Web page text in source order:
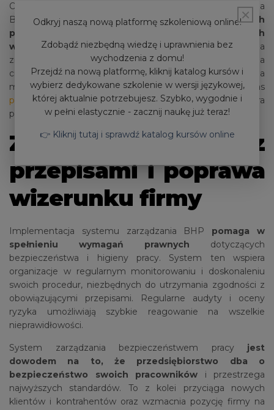
Oprócz ochrony zdrowia pracowników, system zarządzania
BHP pomaga także wunikaniu kosztownych
przestojów produkcyjnych spowodowanych
wypadkami. Redukcja liczby wypadków przekłada się na
zmniejszenie absencji pracowników, a to z kolei wpływa na
ciągłość operacyjną przedsiębiorstwa. Dzięki temu firma
może działać sprawnie i efektywnie, a oferowana przez nas
profesjonalna obsługa BHP firm w Krakowiewspiera
przedsiębiorstwa w osiąganiu tych celów.
Zgodność z
przepisami i poprawa
wizerunku firmy
Implementacja systemu zarządzania BHP pomaga w
spełnieniu wymagań prawnych dotyczących
bezpieczeństwa i higieny pracy. System ten wspiera
organizacje w regularnym monitorowaniu i doskonaleniu
swoich procedur, niezbędnych do utrzymania zgodności z
obowiązującymi przepisami. Regularne audyty i oceny
ryzyka umożliwiają szybkie reagowanie na wszelkie
nieprawidłowości​.
System zarządzania bezpieczeństwem pracy jest
dowodem na to, że przedsiębiorstwo dba o
bezpieczeństwo swoich pracowników i przestrzega
najwyższych standardów. To z kolei przyciąga nowych
klientów i kontrahentów oraz wzmacnia pozycję firmy na
×
Odkryj naszą nową platformę szkoleniową online!
Zdobądź niezbędną wiedzę i uprawnienia bez
wychodzenia z domu!
Przejdź na nową platformę, kliknij katalog kursów i
wybierz dedykowane szkolenie w wersji językowej,
której aktualnie potrzebujesz. Szybko, wygodnie i
w pełni elastycznie - zacznij naukę już teraz!
👉 Kliknij tutaj i sprawdź katalog kursów online